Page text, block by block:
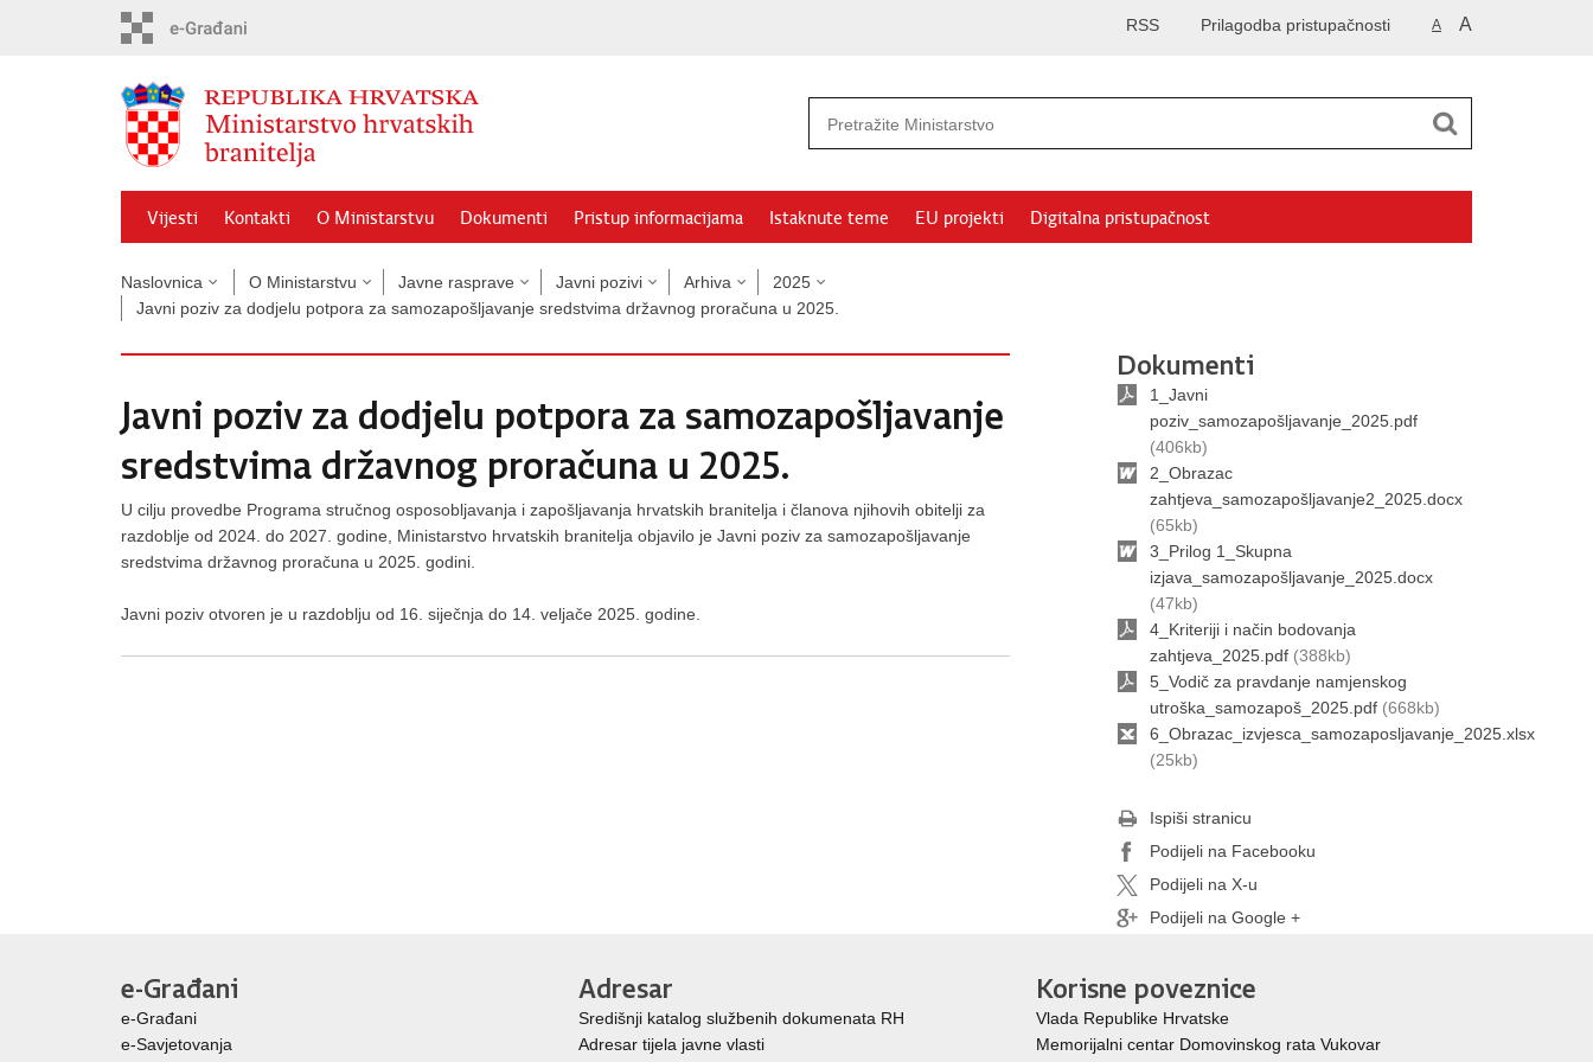
A A
Prilagodba pristupačnosti
RSS
Vijesti Kontakti O Ministarstvu Dokumenti Pristup informacijama Istaknute teme EU projekti Digitalna pristupačnost
Naslovnica O Ministarstvu Javne rasprave Javni pozivi Arhiva
2025
Javni poziv za dodjelu potpora za samozapošljavanje sredstvima državnog proračuna u 2025.
Javni poziv za dodjelu potpora za samozapošljavanje
sredstvima državnog proračuna u 2025.
U cilju provedbe Programa stručnog osposobljavanja i zapošljavanja hrvatskih branitelja i članova njihovih obitelji za
razdoblje od 2024. do 2027. godine, Ministarstvo hrvatskih branitelja objavilo je Javni poziv za samozapošljavanje
sredstvima državnog proračuna u 2025. godini.
Javni poziv otvoren je u razdoblju od 16. siječnja do 14. veljače 2025. godine.
Dokumenti
1_Javni
poziv_samozapošljavanje_2025.pdf
(406kb)
2_Obrazac
zahtjeva_samozapošljavanje2_2025.docx
(65kb)
3_Prilog 1_Skupna
izjava_samozapošljavanje_2025.docx
(47kb)
4_Kriteriji i način bodovanja
zahtjeva_2025.pdf (388kb)
5_Vodič za pravdanje namjenskog
utroška_samozapoš_2025.pdf (668kb)
6_Obrazac_izvjesca_samozaposljavanje_2025.xlsx
(25kb)
Ispiši stranicu
Podijeli na Facebooku
Podijeli na X-u
Podijeli na Google +
e-Građani
e-Građani
e-Savjetovanja
Adresar
Središnji katalog službenih dokumenata RH
Adresar tijela javne vlasti
Korisne poveznice
Vlada Republike Hrvatske
Memorijalni centar Domovinskog rata Vukovar